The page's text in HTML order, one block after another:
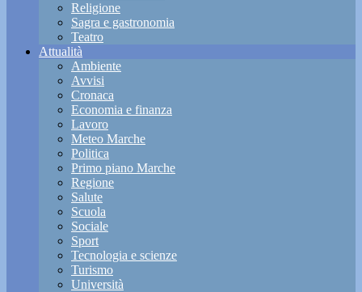
Religione
Sagra e gastronomia
Teatro
Attualità
Ambiente
Avvisi
Cronaca
Economia e finanza
Lavoro
Meteo Marche
Politica
Primo piano Marche
Regione
Salute
Scuola
Sociale
Sport
Tecnologia e scienze
Turismo
Università